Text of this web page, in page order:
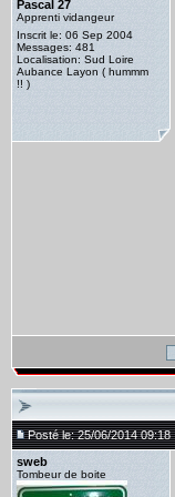
Pascal 27
Apprenti vidangeur
Inscrit le: 06 Sep 2004
Messages: 481
Localisation: Sud Loire
Aubance Layon ( hummm
!! )
Posté le: 25/06/2014 09:18
sweb
Tombeur de boite